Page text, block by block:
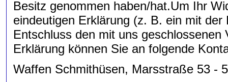
Besitz genommen haben/hat.Um Ihr
eindeutigen Erklärung (z. B. ein mit
Entschluss den mit uns
Erklärung können Sie an folgende
Waffen Schmithüsen, Marsstraße 53 -